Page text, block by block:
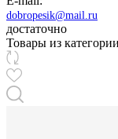
dobropesik@mail.ru
достаточно
Товары из категории